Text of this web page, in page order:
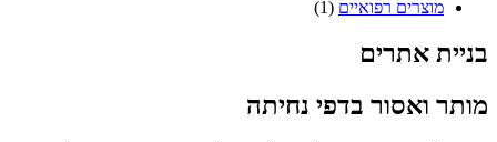
מוצרים רפואיים (1)
בניית אתרים
מותר ואסור בדפי נחיתה